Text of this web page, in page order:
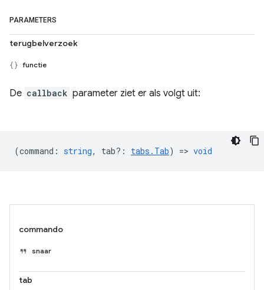
PARAMETERS
terugbelverzoek
functie
De callback parameter ziet er als volgt uit:
(command : string, tab? : tabs.Tab) => void
commando
snaar
tab